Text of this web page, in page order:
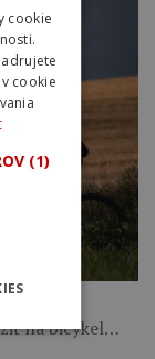
na bicykel…
cookie
cookie
(1)